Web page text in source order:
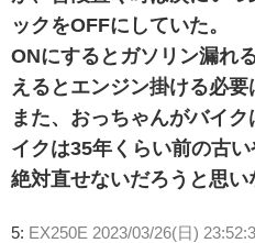
ックをOFFにしていた。
ONにするとガソリン漏れ
えるとエンジン掛ける必要
また、おっちゃんがバイ
イクは35年くらい前の古い
絶対直せないだろうと思い
5: EX250E 2023/03/26(日)